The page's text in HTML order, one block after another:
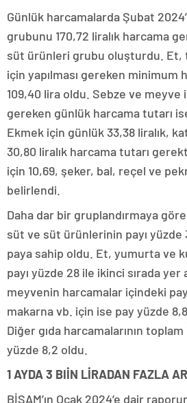
Günlük harcamalarda Şubat
grubunu 170,72 liralık harcama
süt ürünleri grubu oluşturdu. Et,
için yapılması gereken minimum
109,40 lira oldu. Sebze ve meyve
gereken günlük harcama tutarı
Ekmek için günlük 33,38 liralık,
30,80 liralık harcama tutarı
için 10,69, şeker, bal, reçel ve
belirlendi.
Daha dar bir gruplandırmaya
süt ve süt ürünlerinin payı yüzde
paya sahip oldu. Et, yumurta ve
payı yüzde 28 ile ikinci sırada yer
meyvenin harcamalar içindeki
makarna vb. için ise pay yüzde
Diğer gıda harcamalarının
yüzde 8,2 oldu.
1 AYDA 3 BIİN LİRADAN FAZLA
BİSAM’ın Ocak 2024’e dair